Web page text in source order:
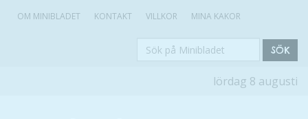
OM MINIBLADET KONTAKT VILLKOR MINA KAKOR
Sök
SÖK
lördag 8 augusti